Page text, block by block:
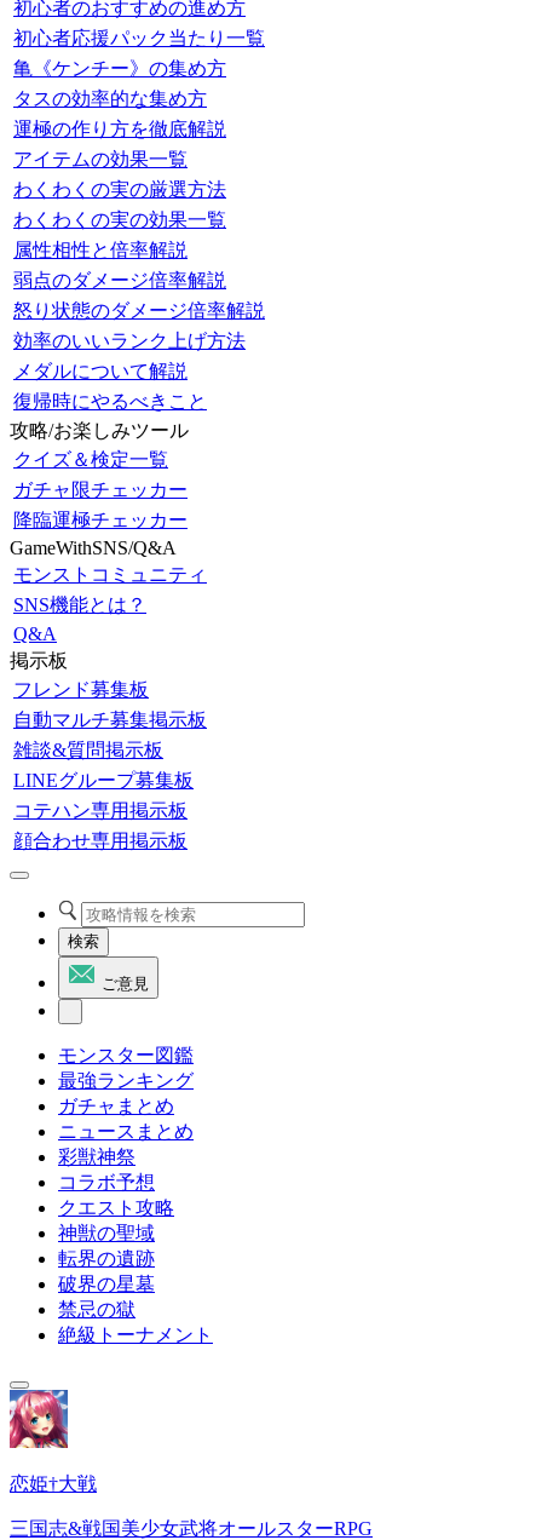
初心者のおすすめの進め方
初心者応援パック当たり一覧
亀《ケンチー》の集め方
タスの効率的な集め方
運極の作り方を徹底解説
アイテムの効果一覧
わくわくの実の厳選方法
わくわくの実の効果一覧
属性相性と倍率解説
弱点のダメージ倍率解説
怒り状態のダメージ倍率解説
効率のいいランク上げ方法
メダルについて解説
復帰時にやるべきこと
攻略/お楽しみツール
クイズ＆検定一覧
ガチャ限チェッカー
降臨運極チェッカー
GameWithSNS/Q&A
モンストコミュニティ
SNS機能とは？
Q&A
掲示板
フレンド募集板
自動マルチ募集掲示板
雑談&質問掲示板
LINEグループ募集板
コテハン専用掲示板
顔合わせ専用掲示板
検索
ご意見
モンスター図鑑
最強ランキング
ガチャまとめ
ニュースまとめ
彩獣神祭
コラボ予想
クエスト攻略
神獣の聖域
転界の遺跡
破界の星墓
禁忌の獄
絶級トーナメント
恋姫†大戦
三国志&戦国美少女武将オールスターRPG